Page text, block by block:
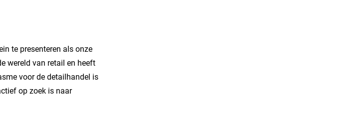
te presenteren als onze
wereld van retail en heeft
voor de detailhandel is
op zoek is naar